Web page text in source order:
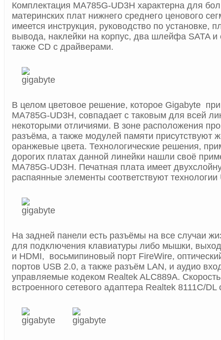
Комплектация MA785G-UD3H характерна для
материнских плат нижнего среднего ценового
имеется инструкция, руководство по установке,
вывода, наклейки на корпус, два шлейфа SATA
также CD с драйверами.
В целом цветовое решение, которое Gigabyte
MA785G-UD3H, совпадает с таковым для всей
некоторыми отличиями. В зоне расположения
разъёма, а также модулей памяти присутствуют
оранжевые цвета. Технологические решения,
дорогих платах данной линейки нашли своё
MA785G-UD3H. Печатная плата имеет
распаянные элементы соответствуют
На задней панели есть разъёмы на все случаи
для подключения клавиатуры либо мышки,
и HDMI, восьмипиновый порт FireWire,
портов USB 2.0, а также разъём LAN, и аудио
управляемые кодеком Realtek ALC889A.
встроенного сетевого адаптера Realtek 8111C/DL